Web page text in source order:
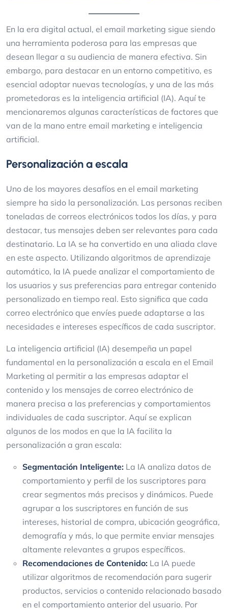
En la era digital actual, el email marketing sigue siendo
una herramienta poderosa para las empresas que
desean llegar a su audiencia de manera efectiva. Sin
embargo, para destacar en un entorno competitivo, es
esencial adoptar nuevas tecnologías, y una de las más
prometedoras es la inteligencia artificial (IA). Aquí te
mencionaremos algunas características de factores que
van de la mano entre email marketing e inteligencia
artificial.
Personalización a escala
Uno de los mayores desafíos en el email marketing
siempre ha sido la personalización. Las personas reciben
toneladas de correos electrónicos todos los días, y para
destacar, tus mensajes deben ser relevantes para cada
destinatario. La IA se ha convertido en una aliada clave
en este aspecto. Utilizando algoritmos de aprendizaje
automático, la IA puede analizar el comportamiento de
los usuarios y sus preferencias para entregar contenido
personalizado en tiempo real. Esto significa que cada
correo electrónico que envíes puede adaptarse a las
necesidades e intereses específicos de cada suscriptor.
La inteligencia artificial (IA) desempeña un papel
fundamental en la personalización a escala en el Email
Marketing al permitir a las empresas adaptar el
contenido y los mensajes de correo electrónico de
manera precisa a las preferencias y comportamientos
individuales de cada suscriptor. Aquí se explican
algunos de los modos en que la IA facilita la
personalización a gran escala:
Segmentación Inteligente: La IA analiza datos de
comportamiento y perfil de los suscriptores para
crear segmentos más precisos y dinámicos. Puede
agrupar a los suscriptores en función de sus
intereses, historial de compra, ubicación geográfica,
demografía y más, lo que permite enviar mensajes
altamente relevantes a grupos específicos.
Recomendaciones de Contenido: La IA puede
utilizar algoritmos de recomendación para sugerir
productos, servicios o contenido relacionado basado
en el comportamiento anterior del usuario. Por